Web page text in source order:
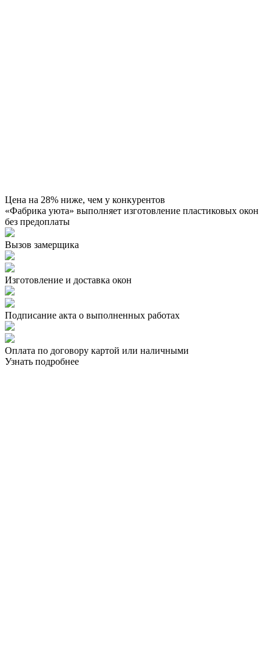
Цена на 28% ниже, чем у конкурентов
«Фабрика уюта» выполняет изготовление пластиковых окон
без предоплаты
Вызов замерщика
Изготовление и доставка окон
Подписание акта о выполненных работах
Оплата по договору картой или наличными
Узнать подробнее